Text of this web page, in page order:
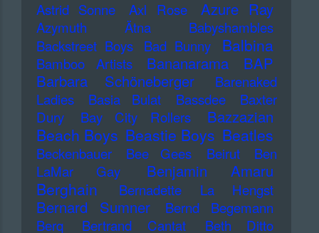
Astrid Sonne
Axl Rose Azure Ray
Azymuth Ätna
Babyshambles
Backstreet Boys
Bad Bunny Balbina
Bamboo Artists Bananarama
BAP
Barbara Schöneberger
Barenaked
Ladies
Basia Bulat Bassdee
Baxter
Dury
Bay City Rollers Bazzazian
Beach Boys Beastie Boys Beatles
Beckenbauer Bee Gees Beirut
Ben
LaMar Gay
Benjamin Amaru
Berghain Bernadette La Hengst
Bernard Sumner
Bernd Begemann
Berq
Bertrand Cantat Beth Ditto